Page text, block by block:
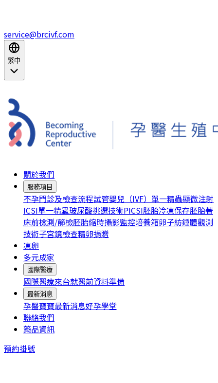
service@brcivf.com
繁中
關於我們
服務項目
不孕門診及檢查流程試管嬰兒（IVF） 單一精蟲顯微注射
ICSI單一精蟲玻尿酸挑選技術PICSI胚胎冷凍保存胚胎著
床前檢測/篩檢胚胎縮時攝影監控培養箱卵子紡錘體觀測
技術子宮鏡檢查精卵捐贈
凍卵
多元成家
國際醫療
國際醫療來台就醫前資料準備
最新消息
孕醫寶寶最新消息好孕學堂
聯絡我們
藥品資訊
預約掛號